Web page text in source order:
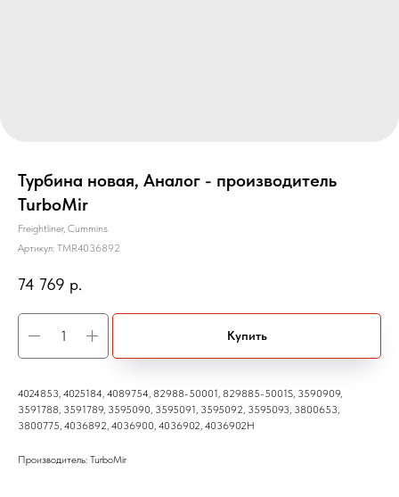
Турбина новая, Аналог - производитель
TurboMir
Freightliner, Cummins
Артикул: TMR4036892
74 769 р.
Купить
4024853, 4025184, 4089754, 82988-50001, 829885-5001S, 3590909,
3591788, 3591789, 3595090, 3595091, 3595092, 3595093, 3800653,
3800775, 4036892, 4036900, 4036902, 4036902H
Производитель: TurboMir